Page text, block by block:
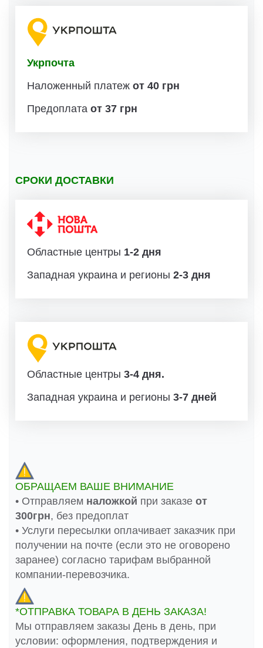
Укрпочта
Наложенный платеж от 40 грн
Предоплата от 37 грн
СРОКИ ДОСТАВКИ
Областные центры 1-2 дня
Западная украина и регионы 2-3 дня
Областные центры 3-4 дня.
Западная украина и регионы 3-7 дней
ОБРАЩАЕМ ВАШЕ ВНИМАНИЕ
• Отправляем наложкой при заказе от
300грн, без предоплат
• Услуги пересылки оплачивает заказчик при
получении на почте (если это не оговорено
заранее) согласно тарифам выбранной
компании-перевозчика.
*ОТПРАВКА ТОВАРА В ДЕНЬ ЗАКАЗА!
Мы отправляем заказы День в день, при
условии: оформления, подтверждения и